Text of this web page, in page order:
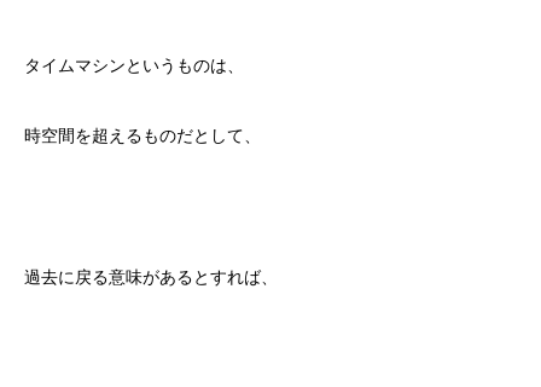
タイムマシンというものは、
時空間を超えるものだとして、
過去に戻る意味があるとすれば、